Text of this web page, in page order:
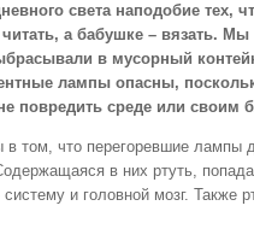
света наподобие тех,
читать, а бабушке – вязать.
в мусорный
лампы опасны,
повредить среде или своим
том, что перегоревшие лампы
в них ртуть,
и головной мозг. Также